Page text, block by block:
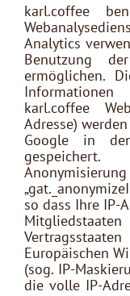
karl.coffee
Analytics
Benutzung
ermöglichen.
karl.coffee
Adresse)
Google in
so dass Ihre IP-
Europäischen
(sog. IP-
die volle IP-